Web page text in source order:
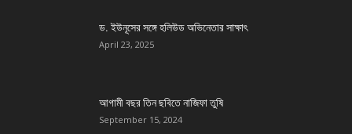
ড. ইউনূসের সঙ্গে হলিউড অভিনেতার সাক্ষাৎ
April 23, 2025
আগামী বছর তিন ছবিতে নাজিফা তুষি
September 15, 2024